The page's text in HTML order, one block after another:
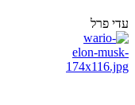
עדי פרל